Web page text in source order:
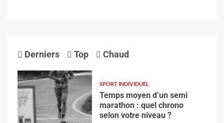
Derniers Top Chaud
SPORT INDIVIDUEL
Temps moyen d’un semi
marathon : quel chrono
selon votre niveau ?